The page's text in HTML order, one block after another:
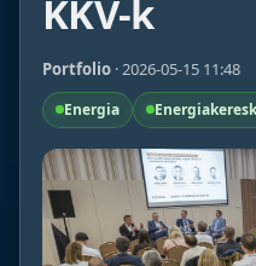
KKV-k
Portfolio · 2026-05-15 11:48
Energia